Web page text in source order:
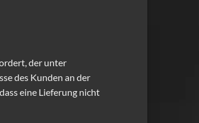
der unter
des Kunden an der
eine Lieferung nicht